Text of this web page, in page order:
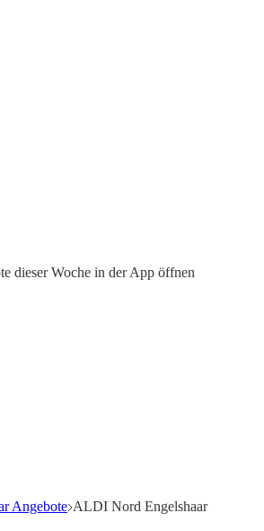
dieser Woche in der App öffnen
Angebote ALDI Nord Engelshaar